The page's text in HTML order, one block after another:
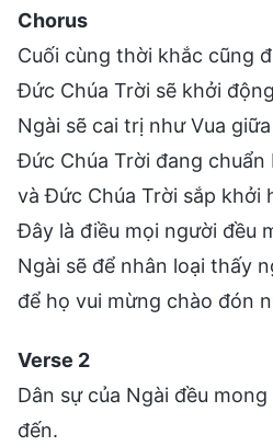
Chorus
Cuối cùng thời khắc cũng
Đức Chúa Trời sẽ khởi
Ngài sẽ cai trị như Vua
Đức Chúa Trời đang chuẩn
và Đức Chúa Trời sắp khởi
Đây là điều mọi người đều
Ngài sẽ để nhân loại thấy
để họ vui mừng chào đón
Verse 2
Dân sự của Ngài đều
đến.